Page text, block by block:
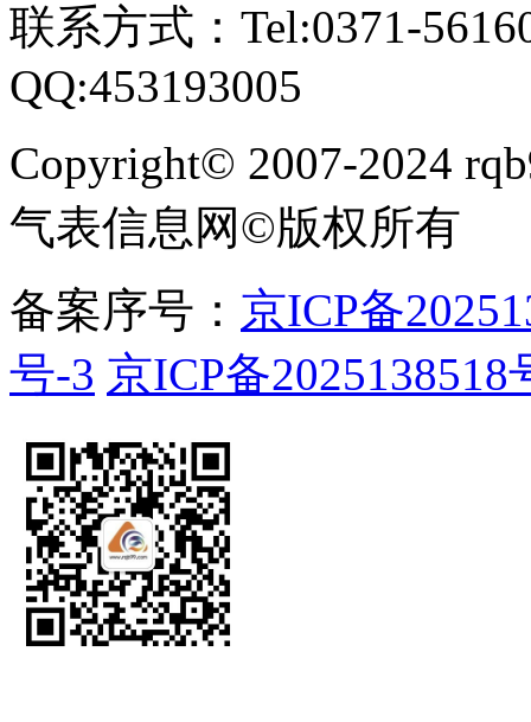
联系方式：Tel:0371-
QQ:453193005
Copyright© 2007-2024
气表信息网©版权所有
备案序号： 京ICP备
号-3 京ICP备2025138518